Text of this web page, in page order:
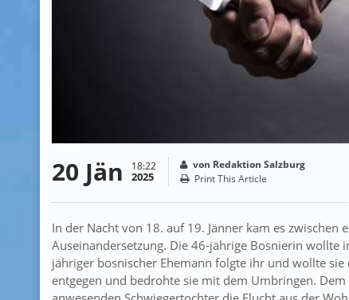
20 Jän 18:22
2025
von Redaktion Salzburg
Print This Article
In der Nacht von 18. auf 19. Jänner kam es
Auseinandersetzung. Die 46-jährige Bosnierin wollte
jähriger bosnischer Ehemann folgte ihr und wollte
entgegen und bedrohte sie mit dem Umbringen.